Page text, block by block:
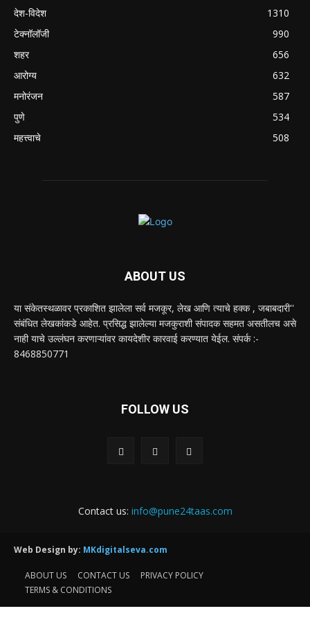
देश-विदेश
1310
टेक्नॉलॉजी
990
शहर
656
आरोग्य
632
मनोरंजन
587
पुणे
534
महत्त्वाचे
508
ABOUT US
या संकेतस्थळावर प्रकाशित झालेला सर्व मजकूर, लेख आणि त्याचे हक्क , जबाबदारी''
संबंधित लेखकांकडे आहेत. प्रसिद्ध झालेल्या मजकुराशी संपादक सहमत असतीलच असे
नाही याचे उल्लंघन करणाऱ्यांवर कायदेशीर कारवाई करण्यात येईल. संपर्क :-
8468850771
FOLLOW US
Contact us: info@pune24taas.com
Web Design by: MKdigitalseva.com
ABOUT US CONTACT US
PRIVACY POLICY
TERMS & CONDITIONS